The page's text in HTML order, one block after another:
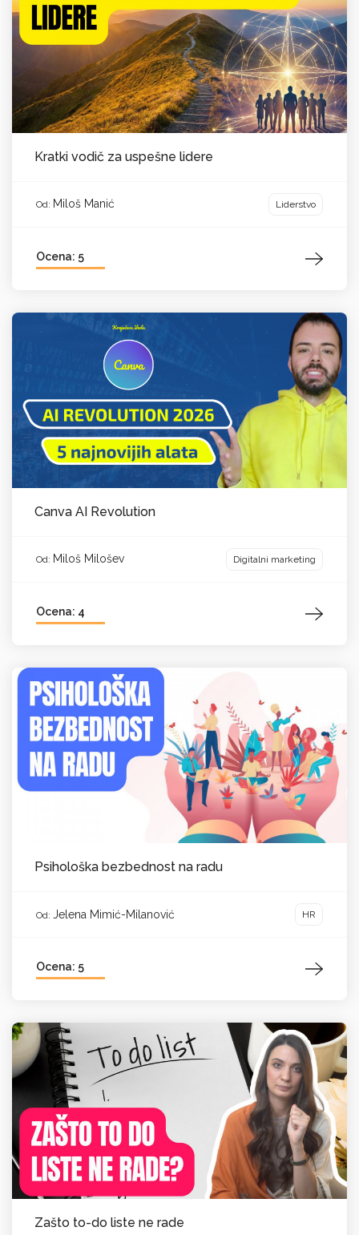
Kratki vodič za uspešne lidere
Od: Miloš Manić Liderstvo
Ocena: 5
Canva AI Revolution
Od: Miloš Milošev Digitalni marketing
Ocena: 4
Psihološka bezbednost na radu
Od: Jelena Mimić-Milanović HR
Ocena: 5
Zašto to-do liste ne rade